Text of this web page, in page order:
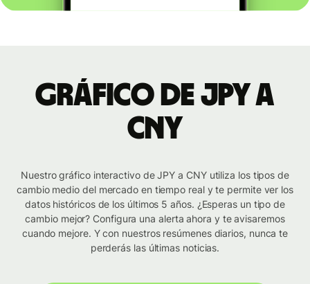
Gráfico de JPY a
CNY
Nuestro gráfico interactivo de JPY a CNY utiliza los tipos de
cambio medio del mercado en tiempo real y te permite ver los
datos históricos de los últimos 5 años. ¿Esperas un tipo de
cambio mejor? Configura una alerta ahora y te avisaremos
cuando mejore. Y con nuestros resúmenes diarios, nunca te
perderás las últimas noticias.